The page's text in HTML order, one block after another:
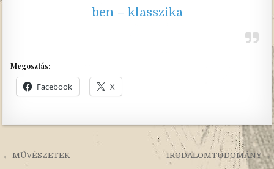
ben – klasszika
Megosztás:
Facebook X
Bejegyzés
← MŰVÉSZETEK IRODALOMTUDOMÁNY →